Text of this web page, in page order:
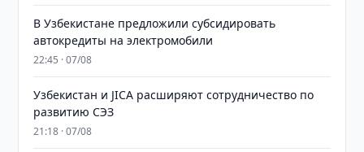
В Узбекистане предложили субсидировать
автокредиты на электромобили
22:45 · 07/08
Узбекистан и JICA расширяют сотрудничество по
развитию СЭЗ
21:18 · 07/08